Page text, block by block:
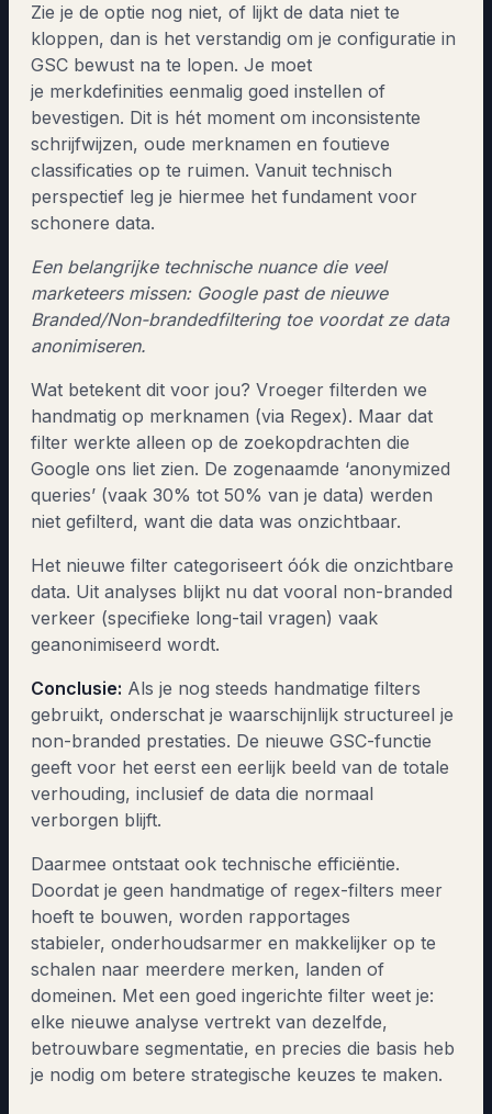
Zie je de optie nog niet, of lijkt de data niet te
kloppen, dan is het verstandig om je configuratie in
GSC bewust na te lopen. Je moet
je merkdefinities eenmalig goed instellen of
bevestigen. Dit is hét moment om inconsistente
schrijfwijzen, oude merknamen en foutieve
classificaties op te ruimen. Vanuit technisch
perspectief leg je hiermee het fundament voor
schonere data.
Een belangrijke technische nuance die veel
marketeers missen: Google past de nieuwe
Branded/Non-brandedfiltering toe voordat ze data
anonimiseren.
Wat betekent dit voor jou? Vroeger filterden we
handmatig op merknamen (via Regex). Maar dat
filter werkte alleen op de zoekopdrachten die
Google ons liet zien. De zogenaamde ‘anonymized
queries’ (vaak 30% tot 50% van je data) werden
niet gefilterd, want die data was onzichtbaar.
Het nieuwe filter categoriseert óók die onzichtbare
data. Uit analyses blijkt nu dat vooral non-branded
verkeer (specifieke long-tail vragen) vaak
geanonimiseerd wordt.
Conclusie: Als je nog steeds handmatige filters
gebruikt, onderschat je waarschijnlijk structureel je
non-branded prestaties. De nieuwe GSC-functie
geeft voor het eerst een eerlijk beeld van de totale
verhouding, inclusief de data die normaal
verborgen blijft.
Daarmee ontstaat ook technische efficiëntie.
Doordat je geen handmatige of regex-filters meer
hoeft te bouwen, worden rapportages
stabieler, onderhoudsarmer en makkelijker op te
schalen naar meerdere merken, landen of
domeinen. Met een goed ingerichte filter weet je:
elke nieuwe analyse vertrekt van dezelfde,
betrouwbare segmentatie, en precies die basis heb
je nodig om betere strategische keuzes te maken.